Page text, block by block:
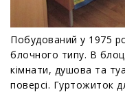
Побудований у 1975
блочного типу. В
кімнати, душова та
поверсі. Гуртожиток